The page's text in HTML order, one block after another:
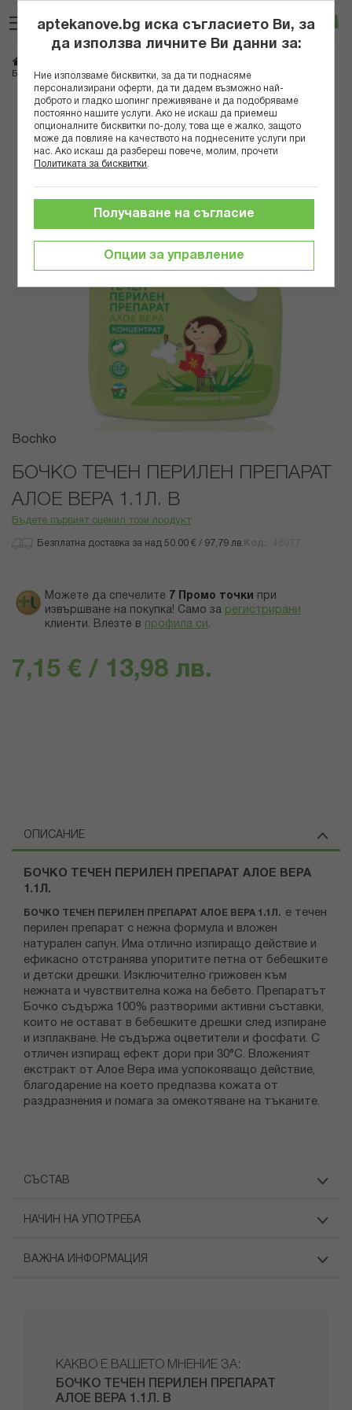
към
съдържанието
Вход
БОЧКО ТЕЧЕН ПЕРИЛЕН ПРЕПАРАТ АЛОЕ ВЕРА 1.1Л. В
Преминете
края
Преминете
началото
галерия
със
Bochko
БОЧКО ТЕЧЕН ПЕРИЛЕН ПРЕПАРАТ
АЛОЕ ВЕРА 1.1Л. В
Бъдете първият оценил този продукт
Безплатна доставка за над 50.00 € / 97,79 лв.
Можете да спечелите 7 Промо точки
при
извършване на покупка! Само за регистрирани
клиенти. Влезте в профила си .
7,15 € / 13,98 лв.
ОПИСАНИЕ
БОЧКО ТЕЧЕН ПЕРИЛЕН ПРЕПАРАТ АЛОЕ ВЕРА
1.1Л.
БОЧКО ТЕЧЕН ПЕРИЛЕН ПРЕПАРАТ АЛОЕ ВЕРА 1.1Л. е течен
перилен препарат с нежна формула и вложен
натурален сапун. Има отлично изпиращо действие и
ефикасно отстранява упоритите петна от бебешките
и детски дрешки. Изключително грижовен към
нежната и чувствителна кожа на бебето. Препаратът
Бочко съдържа 100% разтворими активни съставки,
които не остават в бебешките дрешки след изпиране
и изплакване. Не съдържа оцветители и фосфати. С
отличен изпиращ ефект дори при 30°C. Вложеният
екстракт от Алое Вера има успокояващо действие,
благодарение на което предпазва кожата от
раздразнения и помага за омекотяване на тъканите.
СЪСТАВ
НАЧИН НА УПОТРЕБА
ВАЖНА ИНФОРМАЦИЯ
КАКВО Е ВАШЕТО МНЕНИЕ ЗА:
БОЧКО ТЕЧЕН ПЕРИЛЕН ПРЕПАРАТ
АЛОЕ ВЕРА 1.1Л. В
aptekanove.bg иска съгласието Ви, за
да използва личните Ви данни за:
Ние използваме бисквитки, за да ти поднасяме
персонализирани оферти, да ти дадем възможно най-
доброто и гладко шопинг преживяване и да подобряваме
постоянно нашите услуги. Ако не искаш да приемеш
опционалните бисквитки по-долу, това ще е жалко, защото
може да повлияе на качеството на поднесените услуги при
нас. Ако искаш да разбереш повече, молим, прочети
Политиката за бисквитки
Опции за управление
Получаване на съгласие